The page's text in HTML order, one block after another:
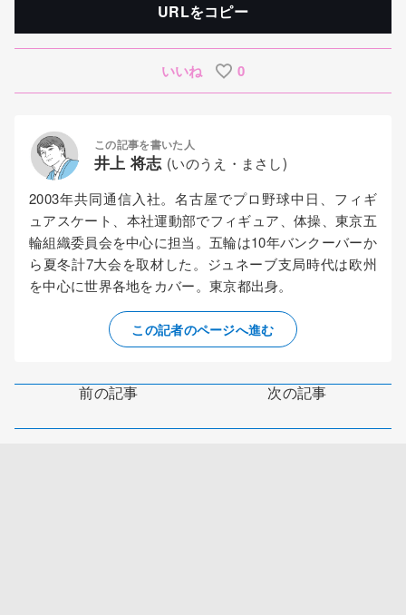
URLをコピー
いいね 0
この記事を書いた人
井上 将志 (いのうえ・まさし)
2003年共同通信入社。名古屋でプロ野球中日、フィギ
ュアスケート、本社運動部でフィギュア、体操、東京五
輪組織委員会を中心に担当。五輪は10年バンクーバーか
ら夏冬計7大会を取材した。ジュネーブ支局時代は欧州
を中心に世界各地をカバー。東京都出身。
この記者のページへ進む
前の記事 次の記事